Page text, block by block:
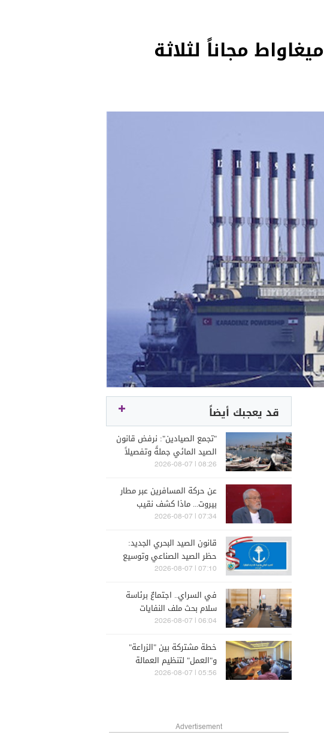
باخرة الطاقة الثالثة ترسو في الجية.. 235 ميغاواط مجاناً لثلاثة
قد يعجبك أيضاً
"تجمع الصيادين": نرفض قانون
الصيد المائي جملةً وتفصيلاً
08:26 | 2026-08-07
عن حركة المسافرين عبر مطار
بيروت... ماذا كشف نقيب
مكاتب السياحة والسفر؟
07:34 | 2026-08-07
قانون الصيد البحري الجديد:
حظر الصيد الصناعي وتوسيع
حقوق الصيادين
07:10 | 2026-08-07
في السراي.. اجتماعٌ برئاسة
سلام بحث ملف النفايات
06:04 | 2026-08-07
خطة مشتركة بين "الزراعة"
و"العمل" لتنظيم العمالة
الزراعية
05:56 | 2026-08-07
Advertisement